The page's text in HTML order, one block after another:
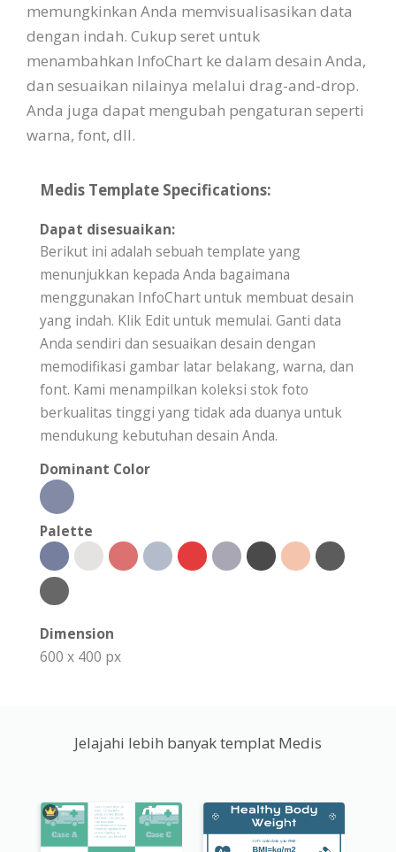
memungkinkan Anda memvisualisasikan data
dengan indah. Cukup seret untuk
menambahkan InfoChart ke dalam desain Anda,
dan sesuaikan nilainya melalui drag-and-drop.
Anda juga dapat mengubah pengaturan seperti
warna, font, dll.
Medis Template Specifications:
Dapat disesuaikan:
Berikut ini adalah sebuah template yang
menunjukkan kepada Anda bagaimana
menggunakan InfoChart untuk membuat desain
yang indah. Klik Edit untuk memulai. Ganti data
Anda sendiri dan sesuaikan desain dengan
memodifikasi gambar latar belakang, warna, dan
font. Kami menampilkan koleksi stok foto
berkualitas tinggi yang tidak ada duanya untuk
mendukung kebutuhan desain Anda.
Dominant Color
Palette
Dimension
600 x 400 px
Jelajahi lebih banyak templat Medis